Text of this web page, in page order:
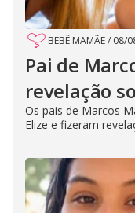
BEBÊ MAMÃE/ 08/
Pai de
revelação
Os pais de Marcos
Elize e fizeram